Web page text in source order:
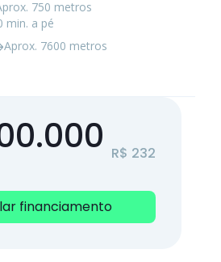
750 metros
min. a pé
Aprox. 7600 metros
R$ 232
financiamento